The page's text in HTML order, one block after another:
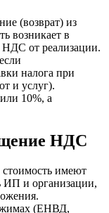
(возврат) из
возникает в
от реализации.
налога при
и услуг).
10%, а
НДС
стоимость имеют
ИП и организации,
(ЕНВД,